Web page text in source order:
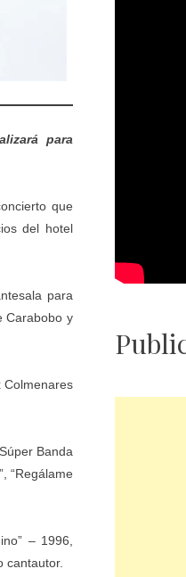
para
que
del hotel
para
Carabobo y
Colmenares
Banda
“Regálame
– 1996,
cantautor.